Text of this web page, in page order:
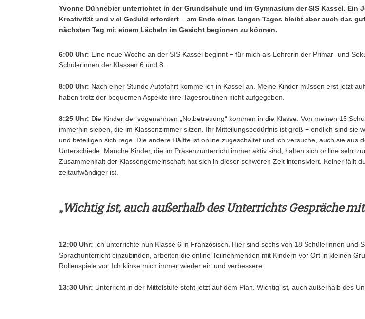
Yvonne Dünnebier unterrichtet in der Grundschule und im Gymnasium der SIS Kassel. Ein
Kreativität und viel Geduld erfordert – am Ende eines langen Tages bleibt aber auch das
nächsten Tag mit einem Lächeln im Gesicht beginnen zu können.
6:00 Uhr: Eine neue Woche an der SIS Kassel beginnt − für mich als Lehrerin der Primar- und
Schülerinnen der Klassen 6 und 8.
8:00 Uhr: Nach einer Stunde Autofahrt komme ich in Kassel an. Meine Kinder müssen erst jetzt
haben trotz der bequemen Aspekte ihre Tagesroutinen nicht aufgegeben.
8:25 Uhr: Die Kinder der sogenannten „Notbetreuung“ kommen in die Klasse. Von meinen 15
immerhin sieben, die im Klassenzimmer sitzen. Ihr Mitteilungsbedürfnis ist groß − endlich sind sie
und beteiligen sich rege. Die andere Hälfte ist online zugeschaltet und ich versuche, auch sie aus
Unterschiede. Manche Kinder, die im Präsenzunterricht immer aktiv sind, halten sich online sehr
Zusammenhalt der Klassengemeinschaft hat sich in dieser schweren Zeit intensiviert. Keiner fällt
zeitaufwändiger ist.
„Wichtig ist, auch außerhalb des Unterrichts Gespräche
12:00 Uhr: Ich unterrichte nun Klasse 6 in Französisch. Hier sind sechs von 18 Schülerinnen und
Sprachunterricht einzubinden, arbeiten die online Teilnehmenden mit Kindern vor Ort in kleinen
Rollenspiele vor. Ich klinke mich immer wieder ein und verbessere.
13:30 Uhr: Unterricht in der Mittelstufe steht jetzt auf dem Plan. Wichtig ist, auch außerhalb des